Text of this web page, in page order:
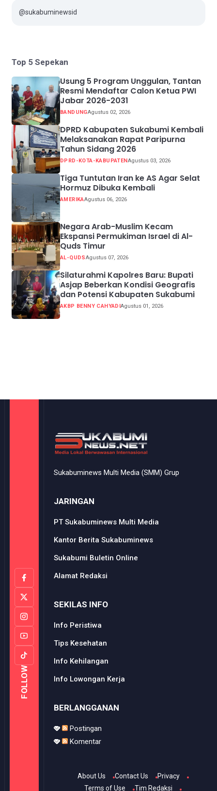
@sukabuminewsid
Top 5 Sepekan
Usung 5 Program Unggulan, Tantan
Resmi Mendaftar Calon Ketua PWI
Jabar 2026-2031
BANDUNGAgustus 02, 2026
DPRD Kabupaten Sukabumi Kembali
Melaksanakan Rapat Paripurna
Tahun Sidang 2026
DPRD-KOTA-KABUPATENAgustus 03, 2026
Tiga Tuntutan Iran ke AS Agar Selat
Hormuz Dibuka Kembali
AMERIKAAgustus 06, 2026
Negara Arab-Muslim Kecam
Ekspansi Permukiman Israel di Al-
Quds Timur
AL-QUDSAgustus 07, 2026
Silaturahmi Kapolres Baru: Bupati
Asjap Beberkan Kondisi Geografis
dan Potensi Kabupaten Sukabumi
AKBP BENNY CAHYADIAgustus 01, 2026
FOLLOW
Sukabuminews Multi Media (SMM) Grup
JARINGAN
PT Sukabuminews Multi Media
Kantor Berita Sukabuminews
Sukabumi Buletin Online
Alamat Redaksi
SEKILAS INFO
Info Peristiwa
Tips Kesehatan
Info Kehilangan
Info Lowongan Kerja
BERLANGGANAN
Postingan
Komentar
About Us Contact Us
Privacy
Terms of Use
Tim Redaksi